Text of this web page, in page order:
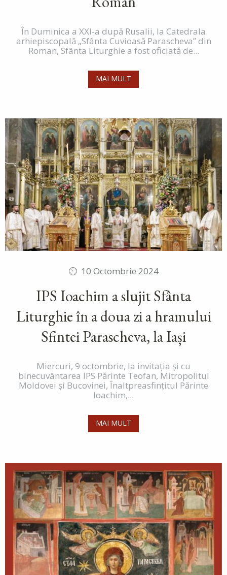
În Duminica a XXI-a după Rusalii, la Catedrala
arhiepiscopală „Sfânta Cuvioasă Parascheva” din
Roman, Sfânta Liturghie a fost oficiată de...
MAI MULT
10 Octombrie 2024
IPS Ioachim a slujit Sfânta
Liturghie în a doua zi a hramului
Sfintei Parascheva, la Iași
Miercuri, 9 octombrie, la invitația și cu
binecuvântarea IPS Părinte Teofan, Mitropolitul
Moldovei și Bucovinei, Înaltpreasfințitul Părinte
Ioachim,...
MAI MULT